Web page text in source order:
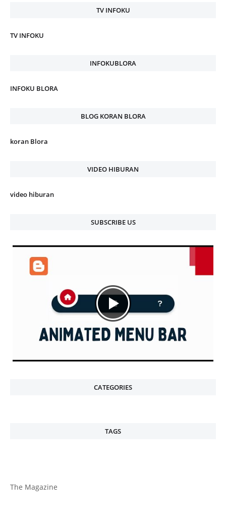
TV INFOKU
TV INFOKU
INFOKUBLORA
INFOKU BLORA
BLOG KORAN BLORA
koran Blora
VIDEO HIBURAN
video hiburan
SUBSCRIBE US
CATEGORIES
TAGS
The Magazine